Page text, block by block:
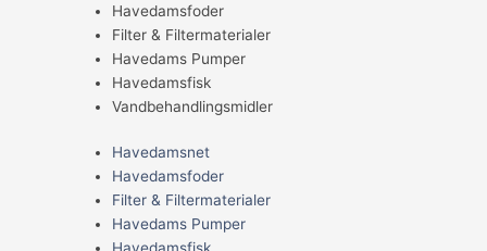
Havedamsfoder
Filter & Filtermaterialer
Havedams Pumper
Havedamsfisk
Vandbehandlingsmidler
Havedamsnet
Havedamsfoder
Filter & Filtermaterialer
Havedams Pumper